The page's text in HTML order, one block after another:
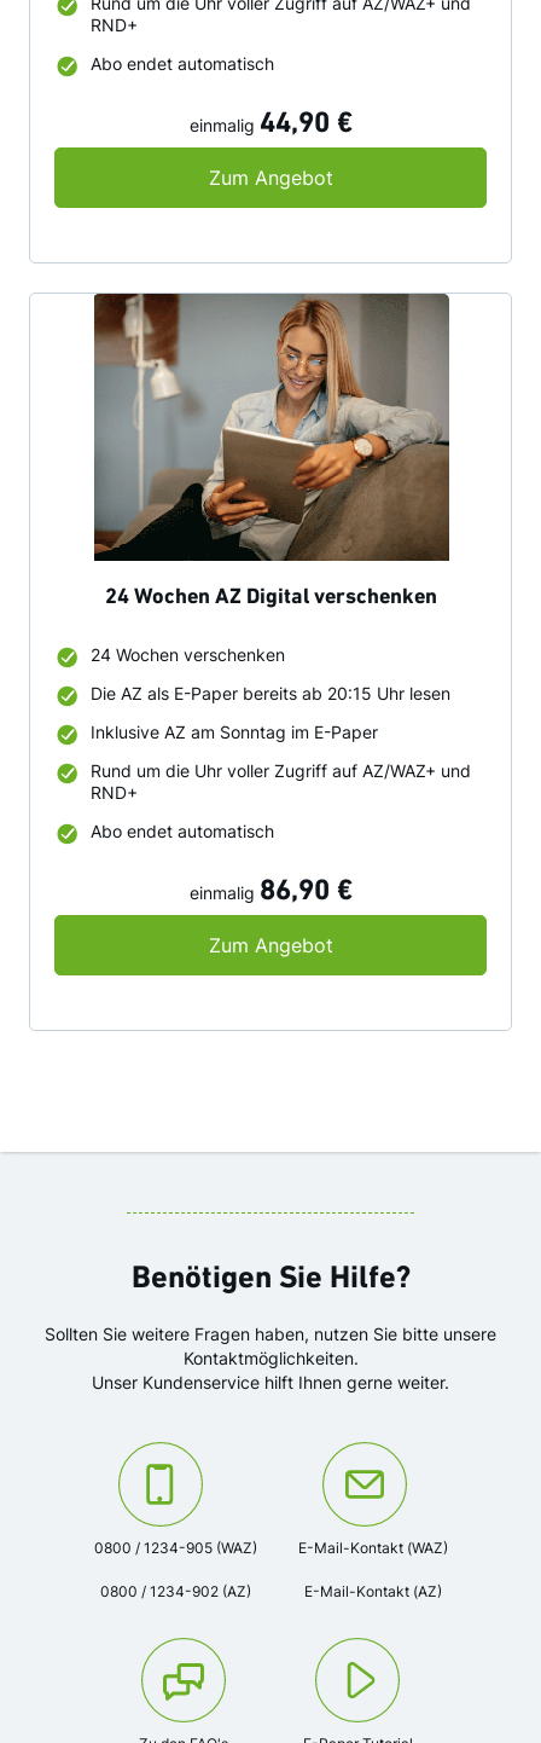
RND+
Abo endet automatisch
einmalig 44,90 €
Zum Angebot12 Wochen AZ Digital
24 Wochen AZ Digital verschenken
24 Wochen verschenken
Die AZ als E-Paper bereits ab 20:15 Uhr lesen
Inklusive AZ am Sonntag im E-Paper
Rund um die Uhr voller Zugriff auf AZ/WAZ+ und
RND+
Abo endet automatisch
einmalig 86,90 €
Zum Angebot24 Wochen AZ Digital
Benötigen Sie Hilfe?
Sollten Sie weitere Fragen haben, nutzen Sie bitte unsere
Kontaktmöglichkeiten.
Unser Kundenservice hilft Ihnen gerne weiter.
Kontaktieren Sie uns unter der Telefonnummer:
0800 / 1234-905 (WAZ)
0800 / 1234-902 (AZ)
Oder kontaktieren Sie uns via
E-Mail-Kontakt (WAZ)
E-Mail-Kontakt (AZ)